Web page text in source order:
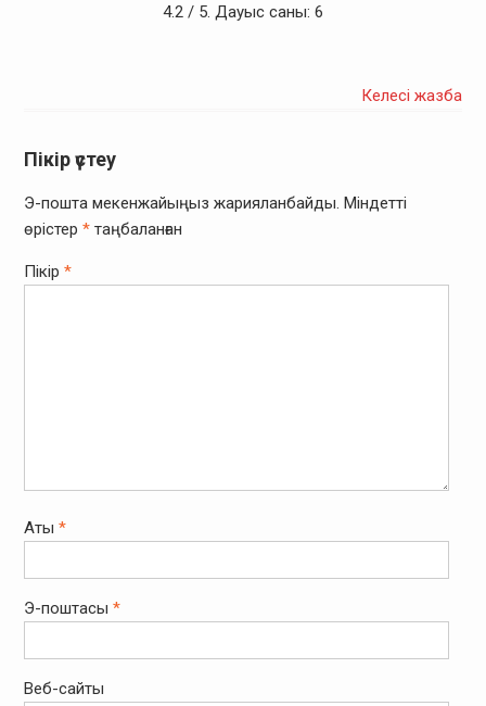
4.2/ 5. Дауыс саны: 6
Келесі жазба
Пікір үстеу
Э-пошта мекенжайыңыз жарияланбайды. Міндетті
өрістер *таңбаланған
Пікір *
Аты *
Э-поштасы *
Веб-сайты